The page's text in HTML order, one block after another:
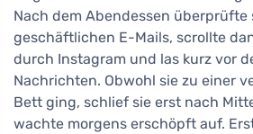
Nach dem Abendessen überprüfte
geschäftlichen E-Mails, scrollte
durch Instagram und las kurz vor
Nachrichten. Obwohl sie zu einer
Bett ging, schlief sie erst nach
wachte morgens erschöpft auf.